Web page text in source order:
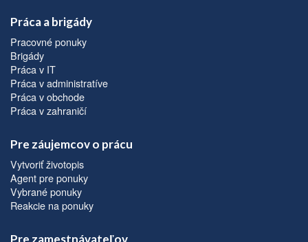
Práca a brigády
Pracovné ponuky
Brigády
Práca v IT
Práca v administratíve
Práca v obchode
Práca v zahraničí
Pre záujemcov o prácu
Vytvoriť životopis
Agent pre ponuky
Vybrané ponuky
Reakcie na ponuky
Pre zamestnávateľov